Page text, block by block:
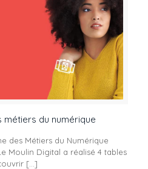
du numérique
des Métiers du Numérique
Moulin Digital a réalisé 4 tables
[…]